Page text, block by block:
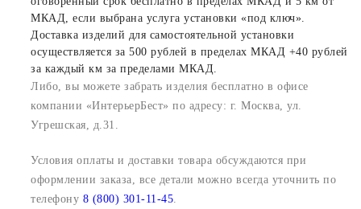
МКАД, если выбрана услуга установки «под ключ».
Доставка изделий для самостоятельной установки
осуществляется за 500 рублей в пределах МКАД +40 рублей
за каждый км за пределами МКАД.
Либо, вы можете забрать изделия бесплатно в офисе
компании «ИнтерьерБест» по адресу: г. Москва, ул.
Угрешская, д.31.
Условия оплаты и доставки товара обсуждаются при
оформлении заказа, все детали можно всегда уточнить по
телефону 8 (800) 301-11-45